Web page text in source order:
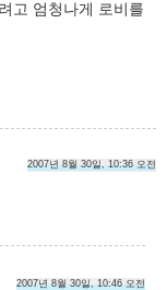
고 엄청나게 로비를
2007년 8월 30일, 10:36 오전
2007년 8월 30일, 10:46 오전